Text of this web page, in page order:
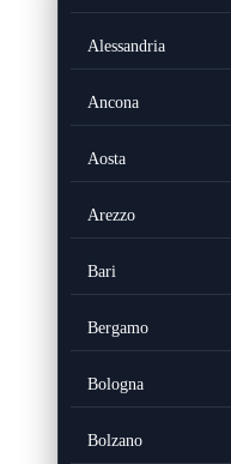
Alessandria
Ancona
Aosta
Arezzo
Bari
Bergamo
Bologna
Bolzano